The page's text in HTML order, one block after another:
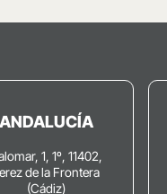
ANDALUCÍA
1, 1º, 11402,
de la Frontera
(Cádiz)